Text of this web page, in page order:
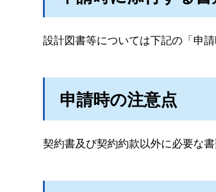
設計図書等については下記の「申
申請時の注意点
契約書及び契約約款以外に必要な